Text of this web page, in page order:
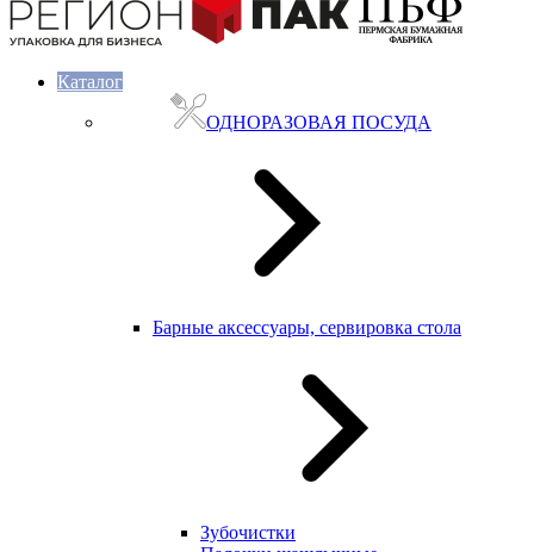
Каталог
ОДНОРАЗОВАЯ ПОСУДА
Барные аксессуары, сервировка стола
Зубочистки